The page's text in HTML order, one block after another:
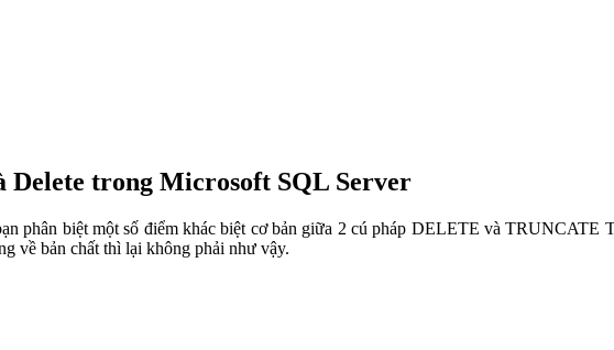
Delete trong Microsoft SQL Server
phân biệt một số điểm khác biệt cơ bản giữa 2 cú pháp DELETE và
về bản chất thì lại không phải như vậy.